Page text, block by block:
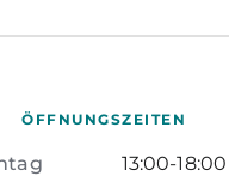
ÖFFNUNGSZEITEN
13:00-18:00